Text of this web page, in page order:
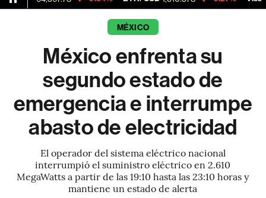
MÉXICO
México enfrenta su
segundo estado de
emergencia e interrumpe
abasto de electricidad
El operador del sistema eléctrico nacional
interrumpió el suministro eléctrico en 2.610
MegaWatts a partir de las 19:10 hasta las 23:10 horas y
mantiene un estado de alerta